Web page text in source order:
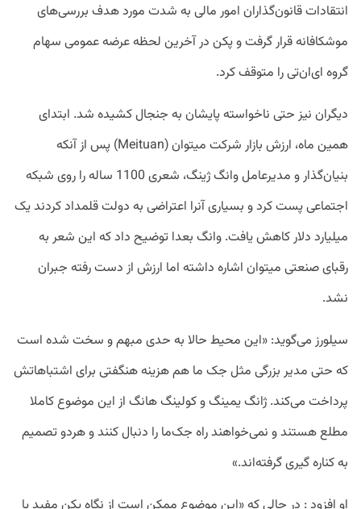
انتقادات قانون‌گذاران امور مالی به شدت مورد هدف بررسی‌های
موشکافانه قرار گرفت و پکن در آخرین لحظه عرضه عمومی سهام
گروه ای‌ان‌تی را متوقف کرد.
دیگران نیز حتی ناخواسته پایشان به جنجال کشیده شد. ابتدای
همین ماه، ارزش بازار شرکت میتوان (Meituan) پس از آنکه
بنیان‌گذار و مدیرعامل وانگ ژینگ، شعری 1100 ساله را روی شبکه
اجتماعی پست کرد و بسیاری آنرا اعتراضی به دولت قلمداد کردند یک
میلیارد دلار کاهش یافت. وانگ بعدا توضیح داد که این شعر به
رقبای صنعتی میتوان اشاره داشته اما ارزش از دست رفته جبران
نشد.
سیلورز می‌گوید: «این محیط حالا به حدی مبهم و سخت شده است
که حتی مدیر بزرگی مثل جک ما هم هزینه هنگفتی برای اشتباهاتش
پرداخت می‌کند. ژانگ یمینگ و کولینگ هانگ از این موضوع کاملا
مطلع هستند و نمی‌خواهند راه جک‌ما را دنبال کنند و هردو تصمیم
به کناره گیری گرفته‌اند.»